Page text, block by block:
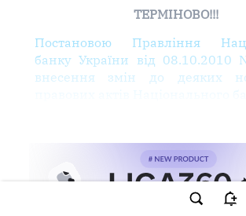
ТЕРМІНОВО!!!
Постановою Правління
банку України від 08.10.2010
внесення змін до деяких